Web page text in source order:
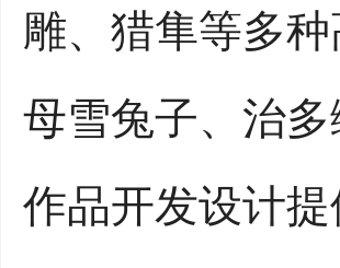
雕、猎隼等多
母雪兔子、治
作品开发设计